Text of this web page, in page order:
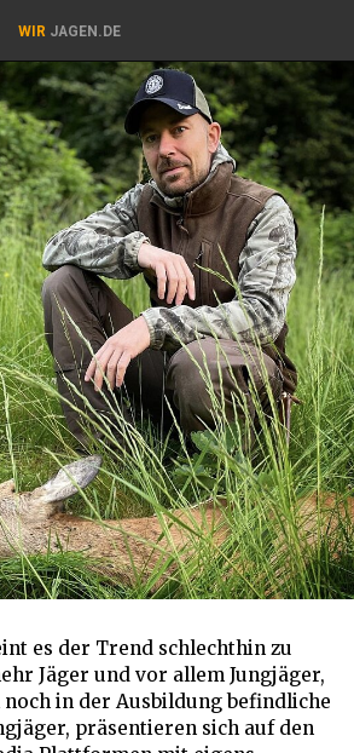
WIR JAGEN.DE
Jäger und vor allem Jungjäger,
noch in der Ausbildung befindliche
präsentieren sich auf den